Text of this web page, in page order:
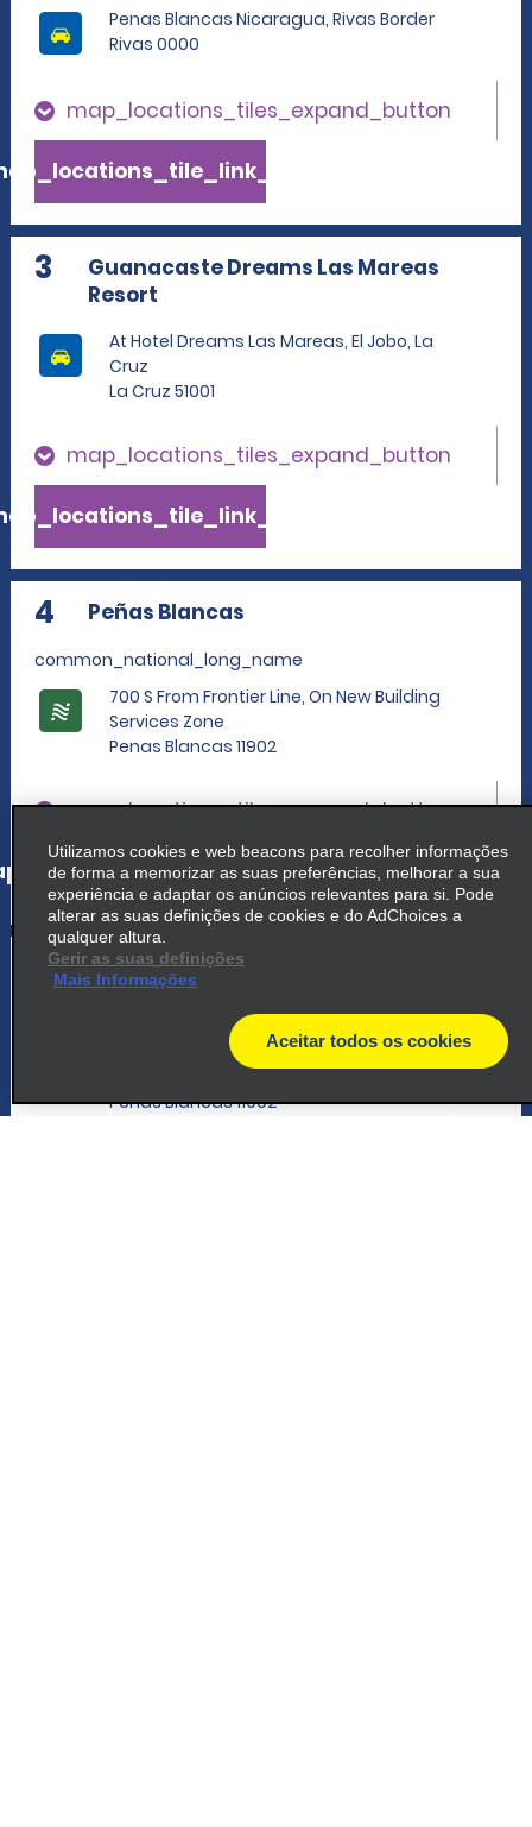
Penas Blancas Nicaragua, Rivas Border
Rivas 0000
map_locations_tiles_expand_button
3
Guanacaste Dreams Las Mareas
Resort
At Hotel Dreams Las Mareas, El Jobo, La
Cruz
La Cruz 51001
map_locations_tiles_expand_button
4 Peñas Blancas
common_national_long_name
700 S From Frontier Line, On New Building
Services Zone
Penas Blancas 11902
map_locations_tiles_expand_button
5 Peñas Blancas
common_enterprise_long_name
700 S From Frontier Line, On New Building
Penas Blancas 11902
map
Utilizamos cookies e web beacons para recolher informações
de forma a memorizar as suas preferências, melhorar a sua
experiência e adaptar os anúncios relevantes para si. Pode
alterar as suas definições de cookies e do AdChoices a
qualquer altura.
Gerir as suas definições
Mais Informações
Aceitar todos os cookies